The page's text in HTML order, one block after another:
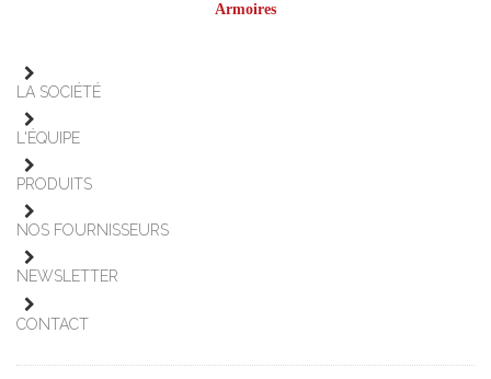
Armoires
LA SOCIÉTÉ
L'ÉQUIPE
PRODUITS
NOS FOURNISSEURS
NEWSLETTER
CONTACT